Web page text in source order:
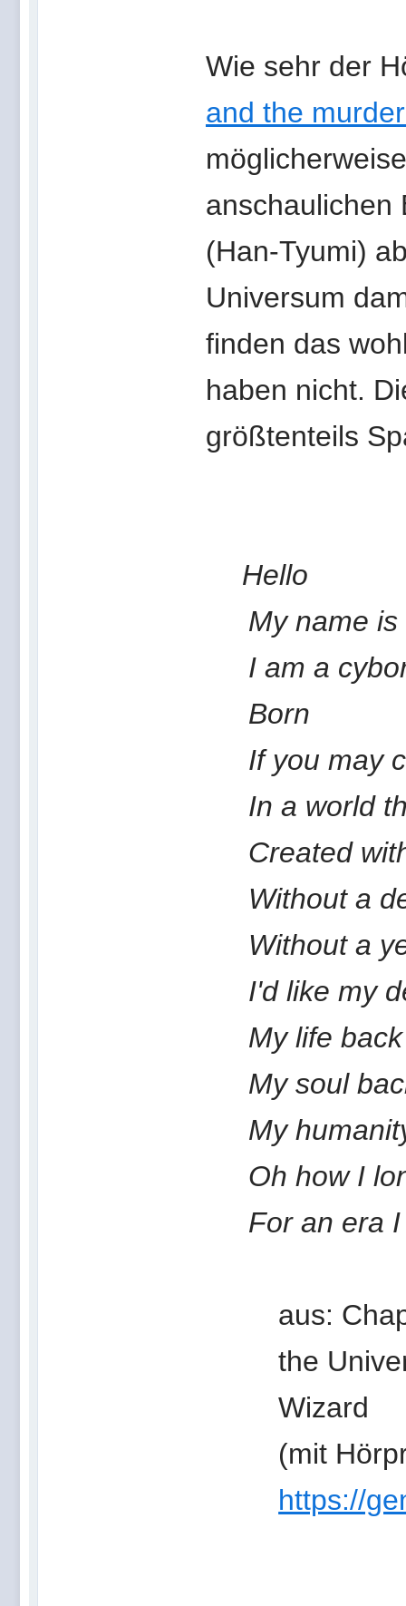
Wie sehr der
and the
anschaulichen
(Han-Tyumi)
Universum
finden das
haben nicht.
größtenteils
Hello
My name
I am a
Born
If you may
In a world
Created
Without a
Without a
I'd like my
My life back
My soul
My
Oh how I
For an era
aus:
the
Wizard
(mit
https://